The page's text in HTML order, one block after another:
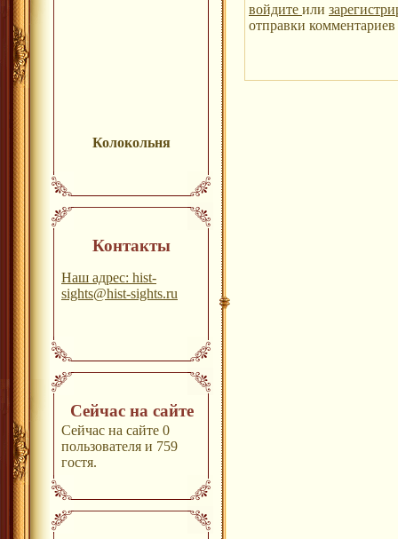
Колокольня
Контакты
Наш адрес: hist-
sights@hist-sights.ru
Сейчас на сайте
Сейчас на сайте 0
пользователя и 759
гостя.
войдите или
отправки